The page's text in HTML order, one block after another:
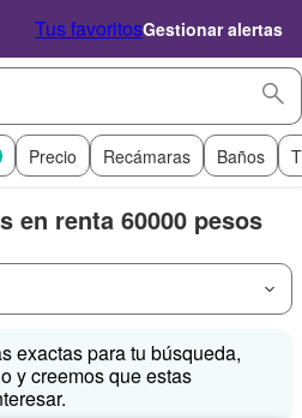
Tus favoritosGestionar alertas
Precio Recámaras Baños
en renta 60000 pesos
exactas para tu búsqueda,
y creemos que estas